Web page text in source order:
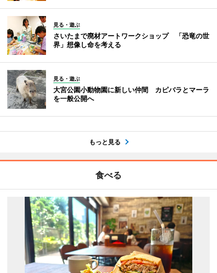
見る・遊ぶ
さいたまで廃材アートワークショップ 「恐竜の世
界」想像し命を考える
見る・遊ぶ
大宮公園小動物園に新しい仲間 カピバラとマーラ
を一般公開へ
もっと見る
食べる